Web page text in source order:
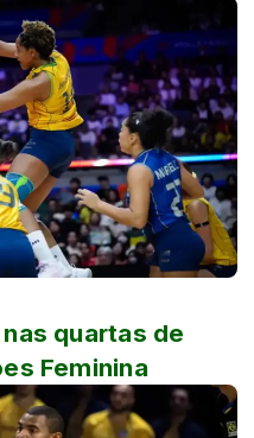
quartas de
Feminina